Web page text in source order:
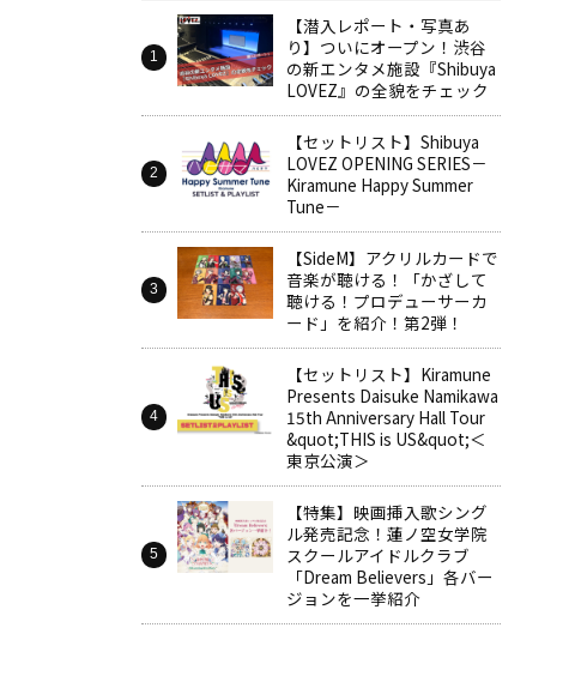
【潜入レポート・写真あ
り】ついにオープン！渋谷
の新エンタメ施設『Shibuya
LOVEZ』の全貌をチェック
【セットリスト】Shibuya
LOVEZ OPENING SERIES－
Kiramune Happy Summer
Tune－
【SideM】アクリルカードで
音楽が聴ける！「かざして
聴ける！プロデューサーカ
ード」を紹介！第2弾！
【セットリスト】Kiramune
Presents Daisuke Namikawa
15th Anniversary Hall Tour
&quot;THIS is US&quot;＜
東京公演＞
【特集】映画挿入歌シング
ル発売記念！蓮ノ空女学院
スクールアイドルクラブ
「Dream Believers」各バー
ジョンを一挙紹介